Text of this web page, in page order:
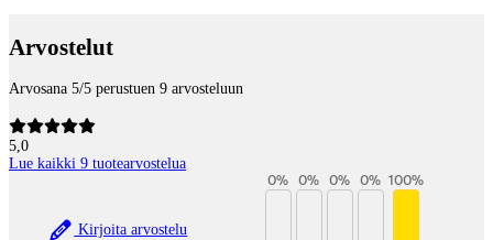
Arvostelut
Arvosana 5/5 perustuen 9 arvosteluun
5,0
Lue kaikki 9 tuotearvostelua
Kirjoita arvostelu
0% 0% 0% 0% 100%